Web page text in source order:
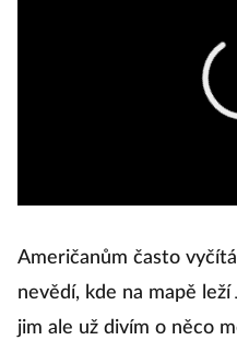
Američanům často
nevědí, kde na mapě
jim ale už divím o něco